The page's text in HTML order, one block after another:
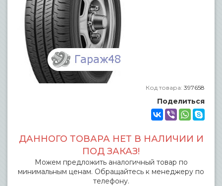
Код товара: 397658
Поделиться
ДАННОГО ТОВАРА НЕТ В НАЛИЧИИ И
ПОД ЗАКАЗ!
Можем предложить аналогичный товар по
минимальным ценам. Обращайтесь к менеджеру по
телефону.